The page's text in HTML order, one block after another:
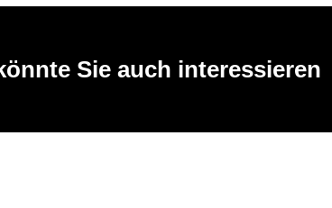
Sie auch interessieren